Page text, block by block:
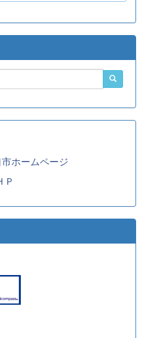
ホームページ
Ｐ